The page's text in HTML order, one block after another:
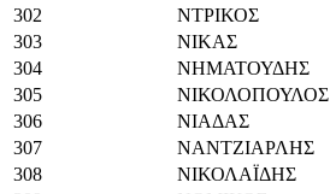
302
ΝΤΡΙΚΟΣ
303
ΝΙΚΑΣ
304
ΝΗΜΑΤΟΥΔΗΣ
305
ΝΙΚΟΛΟΠΟΥΛΟΣ
306
ΝΙΑΔΑΣ
307
ΝΑΝΤΖΙΑΡΛΗΣ
308
ΝΙΚΟΛΑΪΔΗΣ